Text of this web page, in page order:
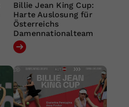
Billie Jean King Cup:
Harte Auslosung für
Österreichs
Damennationalteam